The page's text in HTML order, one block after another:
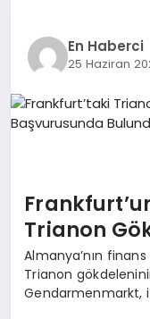
EKONOMI
EĞITIM
En Haberci
25 Haziran
Trianon
Almanya’nın
Trianon
Gendarmenmarkt,